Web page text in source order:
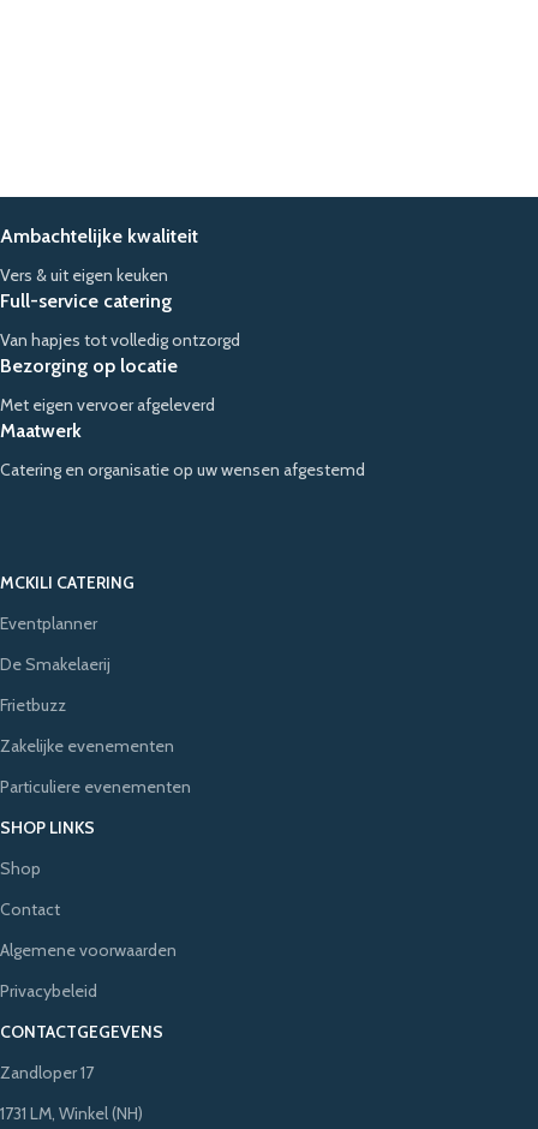
Ambachtelijke kwaliteit
Vers & uit eigen keuken
Full-service catering
Van hapjes tot volledig ontzorgd
Bezorging op locatie
Met eigen vervoer afgeleverd
Maatwerk
Catering en organisatie op uw wensen afgestemd
MCKILI CATERING
Eventplanner
De Smakelaerij
Frietbuzz
Zakelijke evenementen
Particuliere evenementen
SHOP LINKS
Shop
Contact
Algemene voorwaarden
Privacybeleid
CONTACTGEGEVENS
Zandloper 17
1731 LM, Winkel (NH)